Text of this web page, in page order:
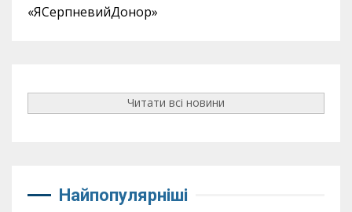
«ЯСерпневийДонор»
Читати всі новини
Найпопулярніші